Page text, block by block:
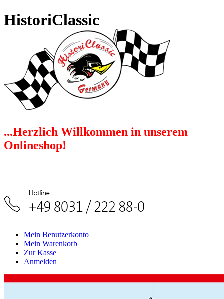
HistoriClassic
...Herzlich Willkommen in unserem
Onlineshop!
Mein Benutzerkonto
Mein Warenkorb
Zur Kasse
Anmelden